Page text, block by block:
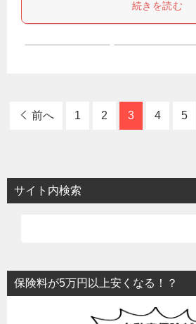
続きを読む
前へ 1 2 3 4 5
サイト内検索
保険料が5万円以上安くなる！？